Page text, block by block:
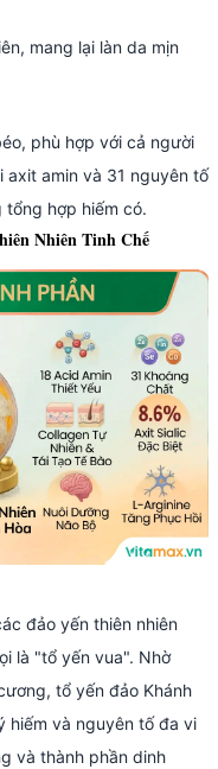
mang lại làn da mịn
phù hợp với cả người
amin và 31 nguyên tố
hợp hiếm có.
Nhiên Tinh Chế
đảo yến thiên nhiên
là "tổ yến vua". Nhờ
tổ yến đảo Khánh
hiếm và nguyên tố đa vi
và thành phần dinh